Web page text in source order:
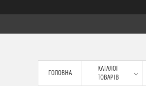
ГОЛОВНА
КАТАЛОГ
ТОВАРІВ